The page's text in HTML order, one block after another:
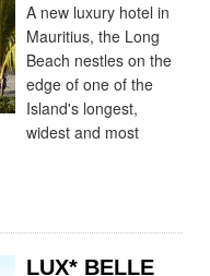
A new luxury hotel in
Mauritius, the Long
Beach nestles on the
edge of one of the
Island's longest,
widest and most
LUX* BELLE